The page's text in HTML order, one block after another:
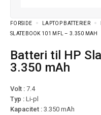
FORSIDE LAPTOP BATTERIER
SLATEBOOK 101 MFL – 3.350 MAH
Batteri til HP SlateBook 101 mfl –
3.350 mAh
Volt : 7.4
Typ : Li-pl
Kapacitet : 3.350 mAh